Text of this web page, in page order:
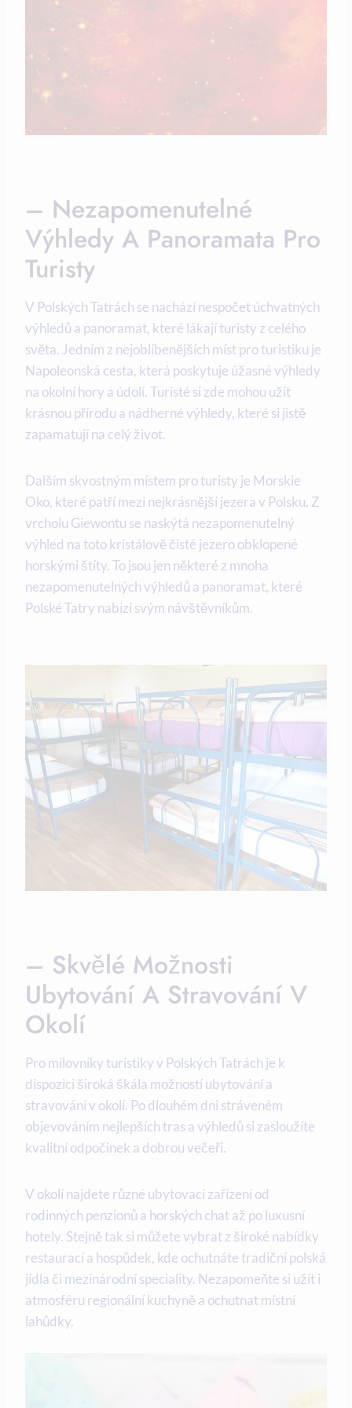
– Nezapomenutelné
Výhledy A Panoramata Pro
Turisty
V Polských Tatrách se nachází nespočet úchvatných
výhledů a panoramat, které lákají turisty z celého
světa. Jedním z nejoblíbenějších míst pro turistiku je
Napoleonská cesta, která poskytuje úžasné výhledy
na okolní hory a údolí. Turisté si zde mohou užít
krásnou přírodu a nádherné výhledy, které si jistě
zapamatují na celý život.
Dalším skvostným místem pro turisty je Morskie
Oko, které patří mezi nejkrásnější jezera v Polsku. Z
vrcholu Giewontu se naskýtá nezapomenutelný
výhled na toto kristálově čisté jezero obklopené
horskými štíty. To jsou jen některé z mnoha
nezapomenutelných výhledů a panoramat, které
Polské Tatry nabízí svým návštěvníkům.
– Skvělé Možnosti
Ubytování A Stravování V
Okolí
Pro milovníky turistiky v Polských Tatrách je k
dispozici široká škála možností ubytování a
stravování v okolí. Po dlouhém dni stráveném
objevováním nejlepších tras a výhledů si zasloužíte
kvalitní odpočinek a dobrou večeři.
V okolí najdete různé ubytovací zařízení od
rodinných penzionů a horských chat až po luxusní
hotely. Stejně tak si můžete vybrat z široké nabídky
restaurací a hospůdek, kde ochutnáte tradiční polská
jídla či mezinárodní speciality. Nezapomeňte si užít i
atmosféru regionální kuchyně a ochutnat místní
lahůdky.